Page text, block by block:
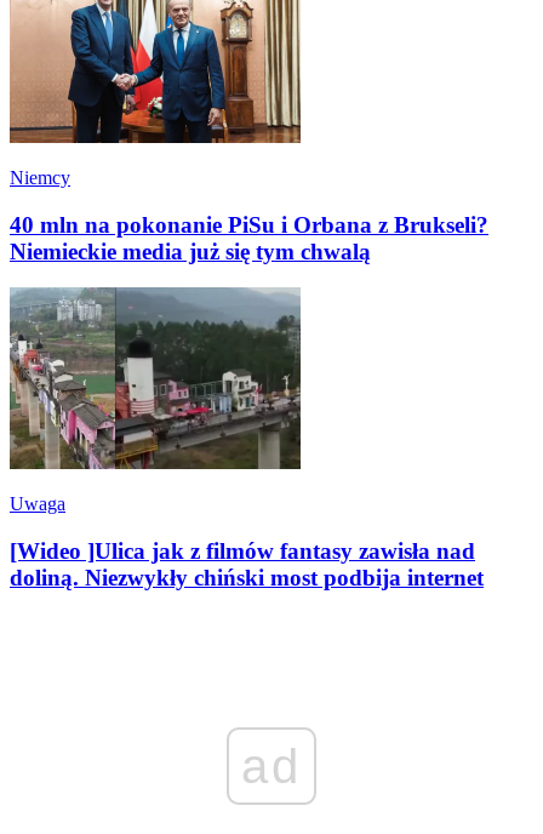
Niemcy
40 mln na pokonanie PiSu i Orbana z Brukseli?
Niemieckie media już się tym chwalą
Uwaga
[Wideo ]Ulica jak z filmów fantasy zawisła nad
doliną. Niezwykły chiński most podbija internet
ad